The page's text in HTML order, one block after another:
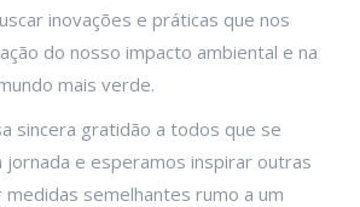
inovações e práticas que nos
do nosso impacto ambiental e na
mais verde.
sincera gratidão a todos que se
jornada e esperamos inspirar outras
semelhantes rumo a um